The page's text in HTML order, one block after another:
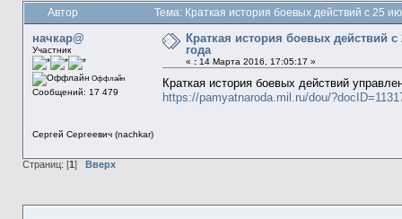
Автор Тема: Краткая история боевых действий с 25
начкар@
Участник
Оффлайн
Сообщений: 17 479
Сергей Сергеевич (nachkar)
Краткая история боевых действий с
года
« : 14 Марта 2016, 17:05:17 »
Краткая история боевых действий
https://pamyatnaroda.mil.ru/dou/
Страниц: [1] Вверх